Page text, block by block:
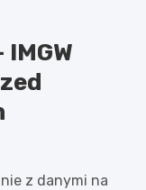
z danymi na